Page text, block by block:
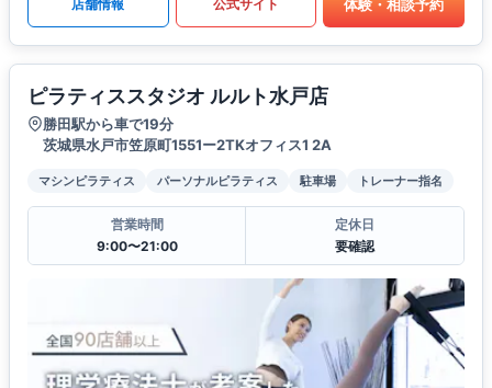
店舗情報 公式サイト 体験・相談予約
ピラティススタジオ ルルト水戸店
勝田駅から車で19分
茨城県水戸市笠原町1551ー2TKオフィス1 2A
マシンピラティス パーソナルピラティス 駐車場 トレーナー指名
営業時間
9:00〜21:00
定休日
要確認